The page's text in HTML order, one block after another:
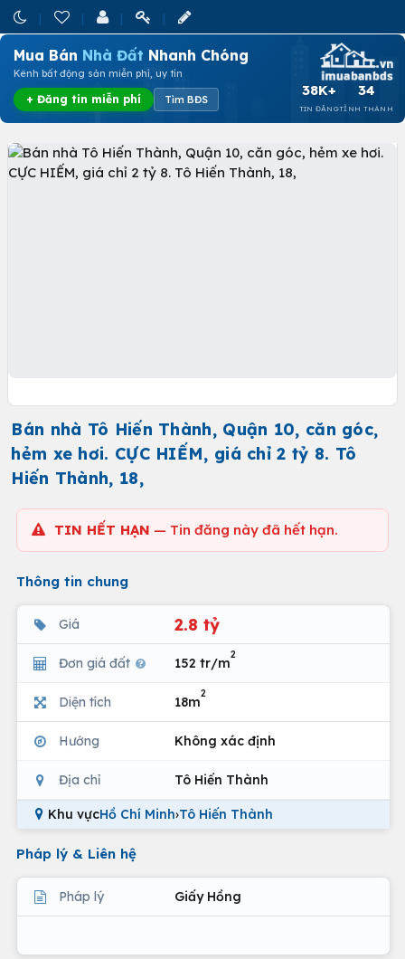
Mua Bán Nhà Đất Nhanh Chóng
Kênh bất động sản miễn phí, uy tín
+ Đăng tin miễn phí Tìm BĐS
38K+
TIN ĐĂNG
34
TỈNH THÀNH
Bán nhà Tô Hiến Thành, Quận 10, căn góc,
hẻm xe hơi. CỰC HIẾM, giá chỉ 2 tỷ 8. Tô
Hiến Thành, 18,
TIN HẾT HẠN — Tin đăng này đã hết hạn.
Thông tin chung
Giá 2.8 tỷ
Đơn giá đất 152 tr/m
2
Diện tích 18m
2
Hướng Không xác định
Địa chỉ Tô Hiến Thành
Khu vựcHồ Chí Minh›Tô Hiến Thành
Pháp lý & Liên hệ
Pháp lý Giấy Hồng